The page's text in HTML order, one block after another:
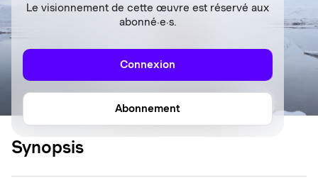
Le visionnement de cette œuvre est réservé aux
abonné·e·s.
Connexion
Abonnement
Synopsis